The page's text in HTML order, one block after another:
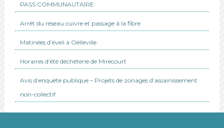
PASS COMMUNAUTAIRE
Arrêt du réseau cuivre et passage à la fibre
Matinées d’éveil à Oëlleville
Horaires d’été déchèterie de Mirecourt
Avis d’enquête publique – Projets de zonages d’assainissement
non-collectif